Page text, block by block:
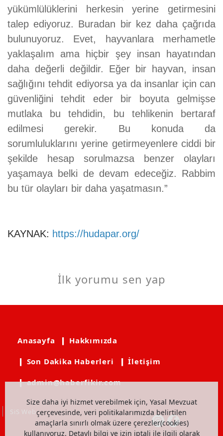
yükümlülüklerini herkesin yerine getirmesini
talep ediyoruz. Buradan bir kez daha çağrıda
bulunuyoruz. Evet, hayvanlara merhametle
yaklaşalım ama hiçbir şey insan hayatından
daha değerli değildir. Eğer bir hayvan, insan
sağlığını tehdit ediyorsa ya da insanlar için can
güvenliğini tehdit eder bir boyuta gelmişse
mutlaka bu tehdidin, bu tehlikenin bertaraf
edilmesi gerekir. Bu konuda da
sorumluluklarını yerine getirmeyenlere ciddi bir
şekilde hesap sorulmazsa benzer olayları
yaşamaya belki de devam edeceğiz. Rabbim
bu tür olayları bir daha yaşatmasın.”
KAYNAK: https://hudapar.org/
İlk yorumu sen yap
Size daha iyi hizmet verebilmek için, Yasal Mevzuat
çerçevesinde, veri politikalarımızda belirtilen
amaçlarla sınırlı olmak üzere çerezler(cookies)
kullanıyoruz. Detaylı bilgi ve izin iptali ile ilgili olarak
Anasayfa ❙ Hakkımızda
❙ Son Dakika Haberleri ❙ İletişim
❙ admin@haberfikir.com
SiS Web